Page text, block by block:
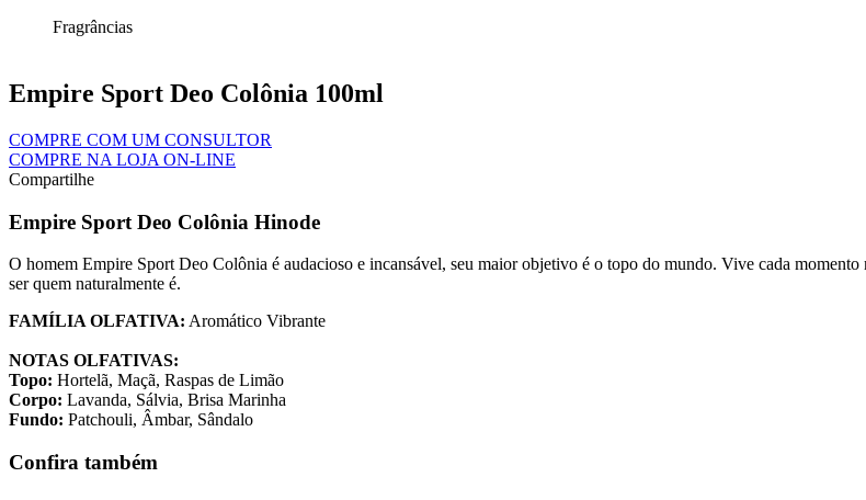
Fragrâncias
Empire Sport Deo Colônia 100ml
COMPRE COM UM CONSULTOR
COMPRE NA LOJA ON-LINE
Compartilhe
Empire Sport Deo Colônia Hinode
O homem Empire Sport Deo Colônia é audacioso e incansável, seu maior objetivo é o topo do mundo. Vive cada
ser quem naturalmente é.
FAMÍLIA OLFATIVA: Aromático Vibrante
NOTAS OLFATIVAS:
Topo: Hortelã, Maçã, Raspas de Limão
Corpo: Lavanda, Sálvia, Brisa Marinha
Fundo: Patchouli, Âmbar, Sândalo
Confira também